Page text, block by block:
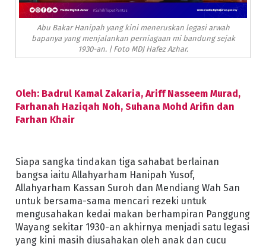
Abu Bakar Hanipah yang kini meneruskan legasi arwah
bapanya yang menjalankan perniagaan mi bandung sejak
1930-an. | Foto MDJ Hafez Azhar.
Oleh: Badrul Kamal Zakaria, Ariff Nasseem Murad,
Farhanah Haziqah Noh, Suhana Mohd Arifin dan
Farhan Khair
Siapa sangka tindakan tiga sahabat berlainan
bangsa iaitu Allahyarham Hanipah Yusof,
Allahyarham Kassan Suroh dan Mendiang Wah San
untuk bersama-sama mencari rezeki untuk
mengusahakan kedai makan berhampiran Panggung
Wayang sekitar 1930-an akhirnya menjadi satu legasi
yang kini masih diusahakan oleh anak dan cucu